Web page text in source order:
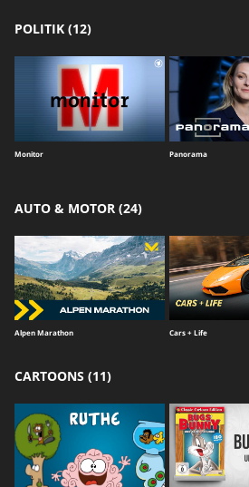
POLITIK (12)
Monitor Panorama
AUTO & MOTOR (24)
Alpen Marathon Cars + Life
CARTOONS (11)